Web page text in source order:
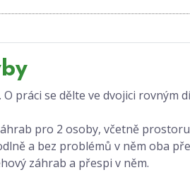
práci se dělte ve dvojici rovným
pro 2 osoby, včetně
a bez problémů v něm oba
záhrab a přespi v něm.